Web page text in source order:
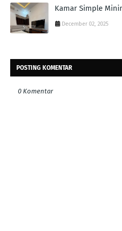
Kamar Simple
December 02, 2025
POSTING KOMENTAR
0 Komentar